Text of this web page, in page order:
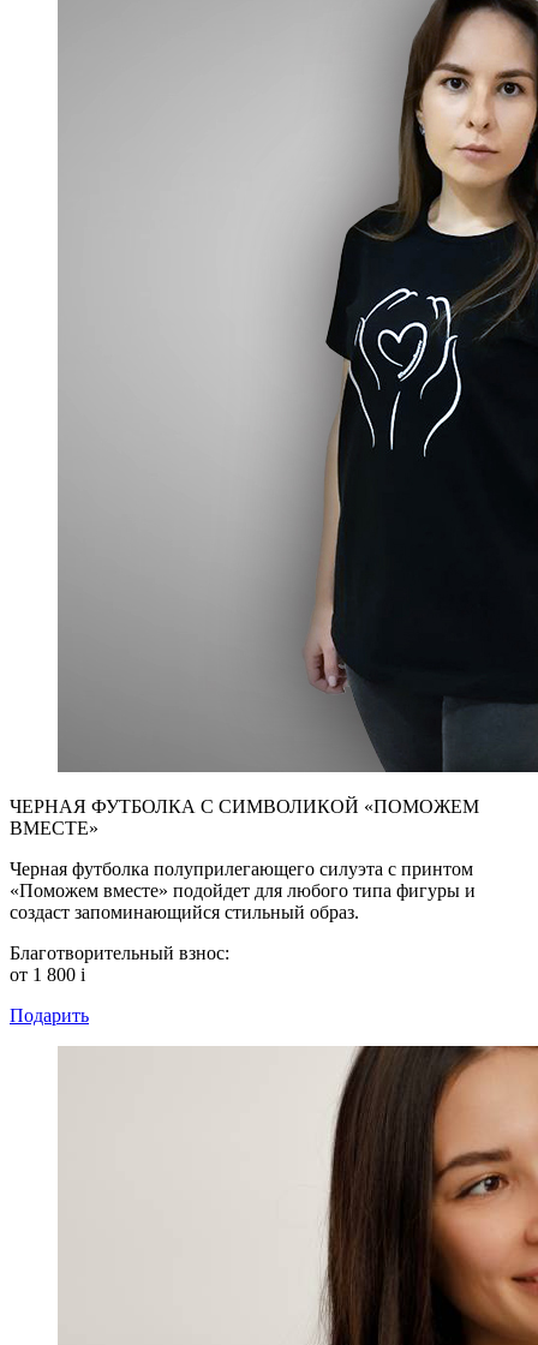
ЧЕРНАЯ ФУТБОЛКА С СИМВОЛИКОЙ «ПОМОЖЕМ
ВМЕСТЕ»
Черная футболка полуприлегающего силуэта с принтом
«Поможем вместе» подойдет для любого типа фигуры и
создаст запоминающийся стильный образ.
Благотворительный взнос:
от 1 800 i
Подарить